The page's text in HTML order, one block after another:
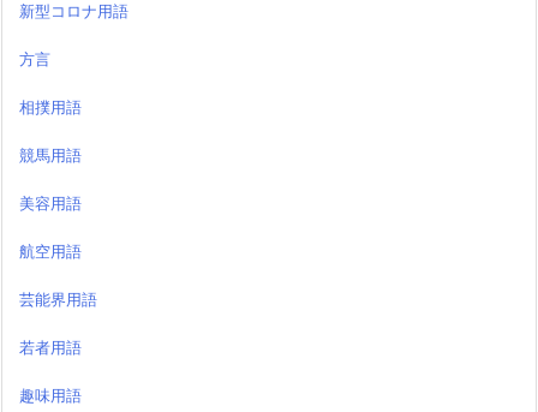
新型コロナ用語
方言
相撲用語
競馬用語
美容用語
航空用語
芸能界用語
若者用語
趣味用語